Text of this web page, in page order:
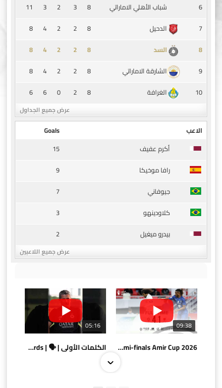
6
شباب الأهلي الاماراتي 8
3
2
3
11
7
الدحيل 8
2
2
4
8
8
السد 8
2
2
4
8
9
الشارقة الاماراتي 8
2
2
4
8
10
الغرافة 8
2
0
6
6
عرض جميع الجداول
الاعب
Goals
أكرم عفيف
15
رافا موخيكا
9
جيوفاني
7
كلاودينهو
3
بيدرو ميغيل
2
عرض جميع اللاعبين
05:16
الكلمات الأولى | 🗣 | First words
09:38
AlSadd 4/1 AlDuhail - Semi-finals Amir Cup 2026 #السد/ الدحيل